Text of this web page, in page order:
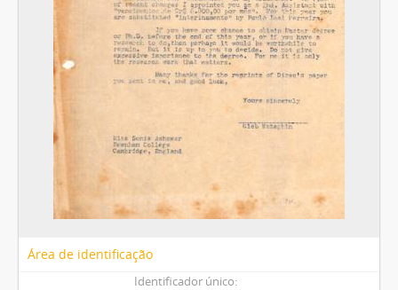
Área de identificação
Identificador único